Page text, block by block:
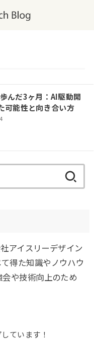
んだ3ヶ月：AI駆動開
可能性と向き合い方
アイスリーデザイン
得た知識やノウハウ
や技術向上のため
ています！